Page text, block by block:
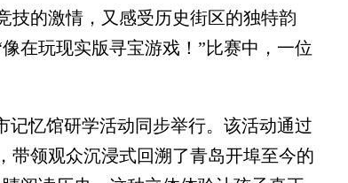
技的激情，又感受历史街区的独特韵
在玩现实版寻宝游戏！”比赛中，一位
忆馆研学活动同步举行。该活动通过
带领观众沉浸式回溯了青岛开埠至今的